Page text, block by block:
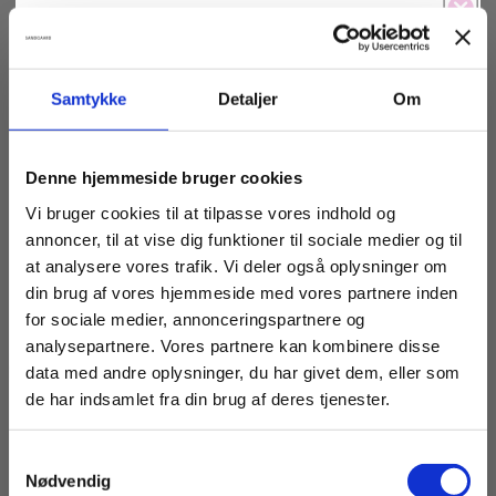
Samtykke Detaljer Om
Denne hjemmeside bruger cookies
Vi bruger cookies til at tilpasse vores indhold og
annoncer, til at vise dig funktioner til sociale medier og til
at analysere vores trafik. Vi deler også oplysninger om
din brug af vores hjemmeside med vores partnere inden
for sociale medier, annonceringspartnere og
analysepartnere. Vores partnere kan kombinere disse
data med andre oplysninger, du har givet dem, eller som
de har indsamlet fra din brug af deres tjenester.
Nødvendig
Reducer
antallet
for
Mørkeblå
Denim
fra
STUDIO
CLOTHING
Dark
Blue
Ashley
Length
32
antallet
Denim
fra
STUDIO
CLOTHING
Dark
Blue
Ashley
Length
32
Læg i indkøbskurv
Lækre jeans med let strækbarhed, og vi anbefaler
at købe i den størrelse man normalt bruger. Vi har
måleskema på jeans ved at gå ind under
"Størrelsesguide" -> STUDIO CLOTHING JEANS.
Spil & vind!
Føler du dig heldig idag?
Fri fragt
-15% Rabat
-5% Rabat
Fri fragt
-5% Rabat
Fri fragt
-10% Off
-5% Rabat